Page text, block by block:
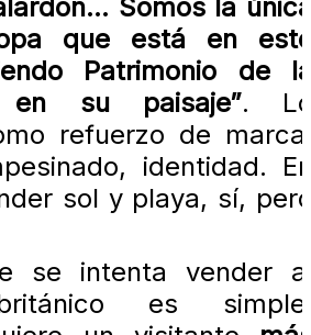
Somos la
que está en
Patrimonio de
en su paisaje”.
refuerzo de
identidad.
sol y playa, sí,
se intenta vender
es